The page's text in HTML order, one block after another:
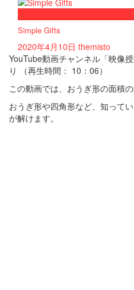
Simple Gifts
2020年4月10日 themisto
YouTube動画チャンネル「映像
り （再生時間： 10：06）
この動画では、おうぎ形の面積
おうぎ形や四角形など、知って
が解けます。